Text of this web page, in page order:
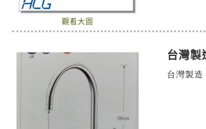
觀看大圖
台灣製
台灣製